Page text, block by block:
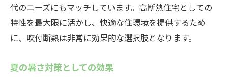
代のニーズにもマッチしています。高断熱住宅としての
特性を最大限に活かし、快適な住環境を提供するため
に、吹付断熱は非常に効果的な選択肢となります。
夏の暑さ対策としての効果